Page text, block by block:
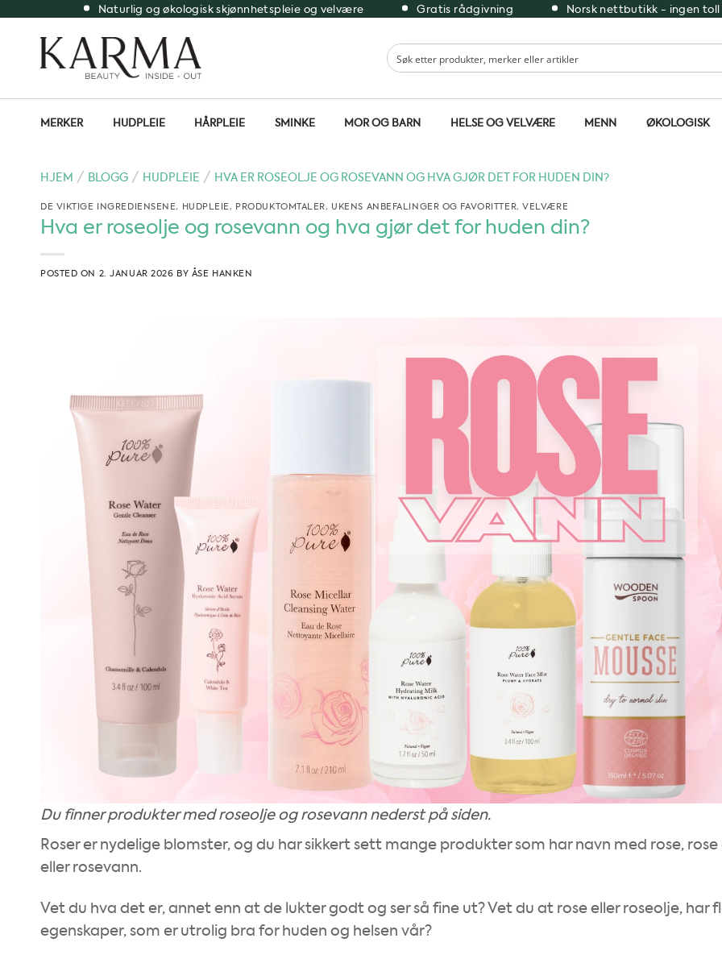
content
Naturlig og økologisk skjønnhetspleie og velvære Gratis rådgivning Norsk nettbutikk - ingen toll
MERKER HUDPLEIE HÅRPLEIE SMINKE MOR OG BARN HELSE OG VELVÆRE MENN ØKOLOGISK
HJEM / BLOGG / HUDPLEIE / HVA ER ROSEOLJE OG ROSEVANN OG HVA GJØR DET FOR HUDEN DIN?
DE VIKTIGE INGREDIENSENE, HUDPLEIE, PRODUKTOMTALER, UKENS ANBEFALINGER OG FAVORITTER,VELVÆRE
Hva er roseolje og rosevann og hva gjør det for huden din?
POSTED ON 2. JANUAR 2026 BY ÅSE HANKEN
Du finner produkter med roseolje og rosevann nederst på siden.
Roser er nydelige blomster, og du har sikkert sett mange produkter som har navn med rose, rose
eller rosevann.
Vet du hva det er, annet enn at de lukter godt og ser så fine ut? Vet du at rose eller roseolje, har
egenskaper, som er utrolig bra for huden og helsen vår?